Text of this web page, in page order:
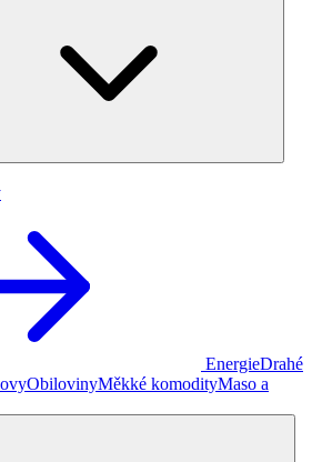
EnergieDrahé
ObilovinyMěkké komodityMaso a